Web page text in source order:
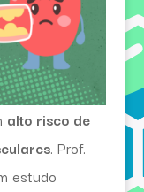
alto risco de
. Prof.
estudo